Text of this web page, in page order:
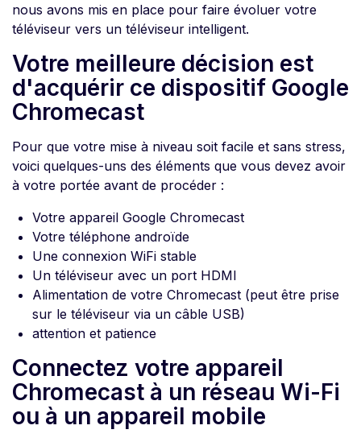
nous avons mis en place pour faire évoluer votre
téléviseur vers un téléviseur intelligent.
Votre meilleure décision est
d'acquérir ce dispositif Google
Chromecast
Pour que votre mise à niveau soit facile et sans stress,
voici quelques-uns des éléments que vous devez avoir
à votre portée avant de procéder :
Votre appareil Google Chromecast
Votre téléphone androïde
Une connexion WiFi stable
Un téléviseur avec un port HDMI
Alimentation de votre Chromecast (peut être prise
sur le téléviseur via un câble USB)
attention et patience
Connectez votre appareil
Chromecast à un réseau Wi-Fi
ou à un appareil mobile